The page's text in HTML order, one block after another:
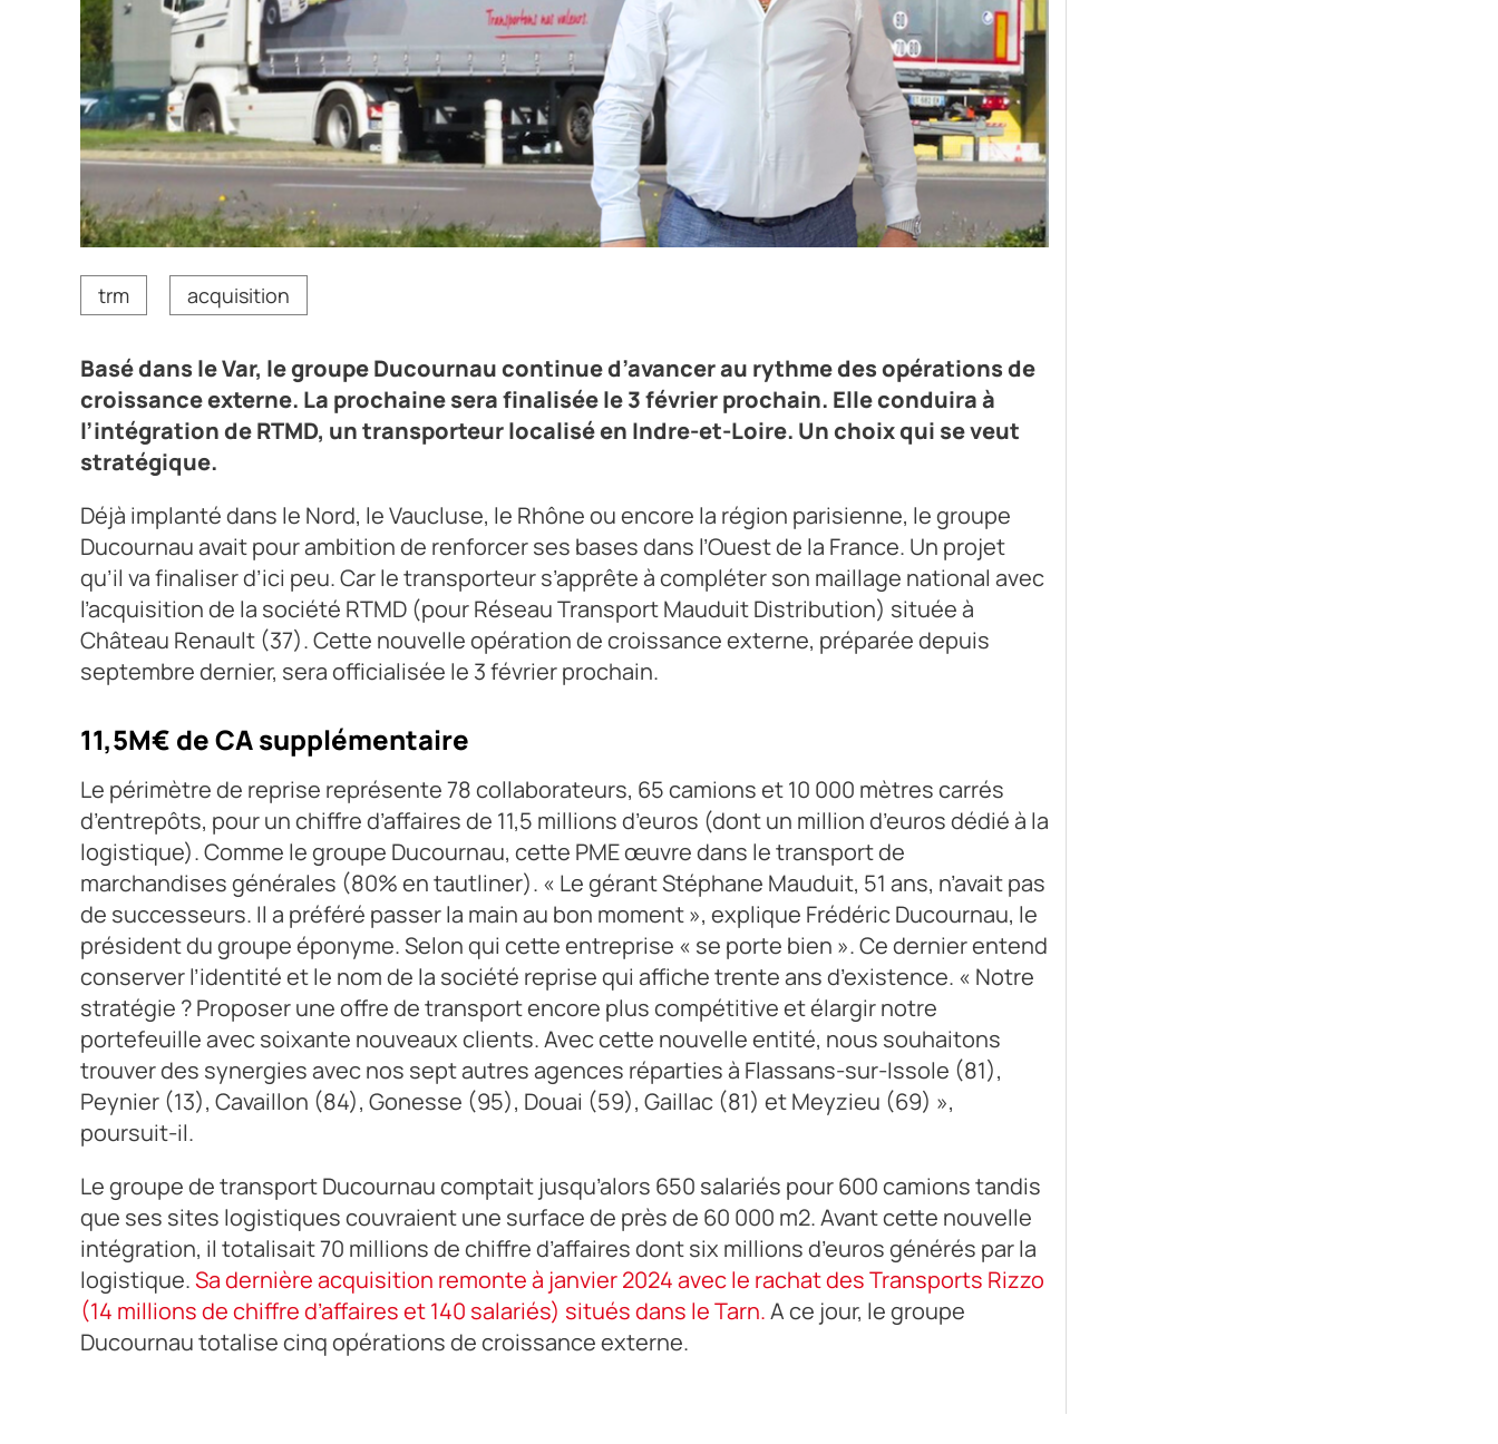
Frédéric Ducournau, le président du groupe éponyme qui vient de réaliser sa cinquième acquisition avec le rachat de
RTMD.
trm acquisition
Basé dans le Var, le groupe Ducournau continue d’avancer au rythme des opérations de
croissance externe. La prochaine sera finalisée le 3 février prochain. Elle conduira à
l’intégration de RTMD, un transporteur localisé en Indre-et-Loire. Un choix qui se veut
stratégique.
Déjà implanté dans le Nord, le Vaucluse, le Rhône ou encore la région parisienne, le groupe
Ducournau avait pour ambition de renforcer ses bases dans l’Ouest de la France. Un projet
qu’il va finaliser d’ici peu. Car le transporteur s’apprête à compléter son maillage national avec
l’acquisition de la société RTMD (pour Réseau Transport Mauduit Distribution) située à
Château Renault (37). Cette nouvelle opération de croissance externe, préparée depuis
septembre dernier, sera officialisée le 3 février prochain.
11,5M€ de CA supplémentaire
Le périmètre de reprise représente 78 collaborateurs, 65 camions et 10 000 mètres carrés
d’entrepôts, pour un chiffre d’affaires de 11,5 millions d’euros (dont un million d’euros dédié à la
logistique). Comme le groupe Ducournau, cette PME œuvre dans le transport de
marchandises générales (80% en tautliner). « Le gérant Stéphane Mauduit, 51 ans, n’avait pas
de successeurs. Il a préféré passer la main au bon moment », explique Frédéric Ducournau, le
président du groupe éponyme. Selon qui cette entreprise « se porte bien ». Ce dernier entend
conserver l’identité et le nom de la société reprise qui affiche trente ans d’existence. « Notre
stratégie ? Proposer une offre de transport encore plus compétitive et élargir notre
portefeuille avec soixante nouveaux clients. Avec cette nouvelle entité, nous souhaitons
trouver des synergies avec nos sept autres agences réparties à Flassans-sur-Issole (81),
Peynier (13), Cavaillon (84), Gonesse (95), Douai (59), Gaillac (81) et Meyzieu (69) »,
poursuit-il.
Le groupe de transport Ducournau comptait jusqu’alors 650 salariés pour 600 camions tandis
que ses sites logistiques couvraient une surface de près de 60 000 m2. Avant cette nouvelle
intégration, il totalisait 70 millions de chiffre d’affaires dont six millions d’euros générés par la
logistique.Sa dernière acquisition remonte à janvier 2024 avec le rachat des Transports Rizzo
(14 millions de chiffre d’affaires et 140 salariés) situés dans le Tarn.A ce jour, le groupe
Ducournau totalise cinq opérations de croissance externe.